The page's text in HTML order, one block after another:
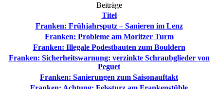
Beiträge
Titel
Franken: Frühjahrsputz – Sanieren im Lenz
Franken: Probleme am Moritzer Turm
Franken: Illegale Podestbauten zum Bouldern
Franken: Sicherheitswarnung: verzinkte Schraubglieder von
Peguet
Franken: Sanierungen zum Saisonauftakt